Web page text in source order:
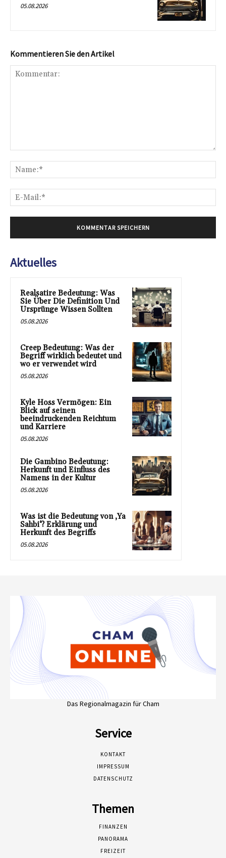
05.08.2026
Kommentieren Sie den Artikel
Aktuelles
Realsatire Bedeutung: Was
Sie Über Die Definition Und
Ursprünge Wissen Sollten
05.08.2026
Creep Bedeutung: Was der
Begriff wirklich bedeutet und
wo er verwendet wird
05.08.2026
Kyle Hoss Vermögen: Ein
Blick auf seinen
beeindruckenden Reichtum
und Karriere
05.08.2026
Die Gambino Bedeutung:
Herkunft und Einfluss des
Namens in der Kultur
05.08.2026
Was ist die Bedeutung von ‚Ya
Sahbi‘? Erklärung und
Herkunft des Begriffs
05.08.2026
Das Regionalmagazin für Cham
Service
KONTAKT
IMPRESSUM
DATENSCHUTZ
Themen
FINANZEN
PANORAMA
FREIZEIT